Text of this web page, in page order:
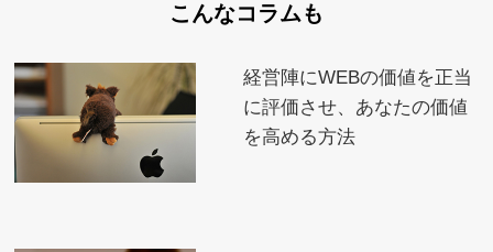
こんなコラムも
経営陣にWEBの価値を正当
に評価させ、あなたの価値
を高める方法